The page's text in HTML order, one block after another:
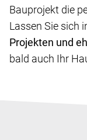
Bauprojekt die
Lassen Sie sich
Projekten und
bald auch Ihr